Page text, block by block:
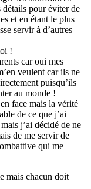
détails pour éviter de
et en étant le plus
servir à d’autres
!
car oui mes
veulent car ils ne
puisqu’ils
au monde !
face mais la vérité
de ce que j’ai
j’ai décidé de ne
de me servir de
qui me
mais chacun doit